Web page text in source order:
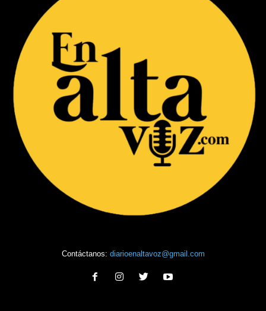
Contáctanos: diarioenaltavoz@gmail.com